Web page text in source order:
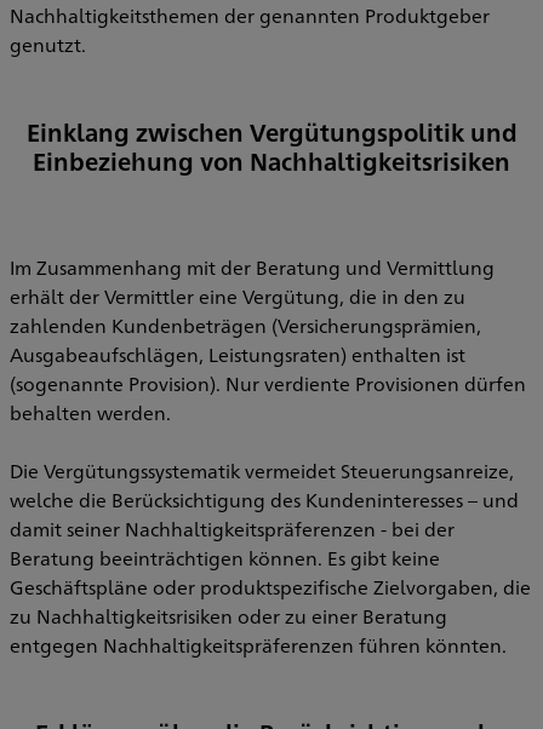
Nachhaltigkeitsthemen der genannten Produktgeber
genutzt.
Einklang zwischen Vergütungspolitik und
Einbeziehung von Nachhaltigkeitsrisiken
Im Zusammenhang mit der Beratung und Vermittlung
erhält der Vermittler eine Vergütung, die in den zu
zahlenden Kundenbeträgen (Versicherungsprämien,
Ausgabeaufschlägen, Leistungsraten) enthalten ist
(sogenannte Provision). Nur verdiente Provisionen dürfen
behalten werden.
Die Vergütungssystematik vermeidet Steuerungsanreize,
welche die Berücksichtigung des Kundeninteresses – und
damit seiner Nachhaltigkeitspräferenzen - bei der
Beratung beeinträchtigen können. Es gibt keine
Geschäftspläne oder produktspezifische Zielvorgaben, die
zu Nachhaltigkeitsrisiken oder zu einer Beratung
entgegen Nachhaltigkeitspräferenzen führen könnten.